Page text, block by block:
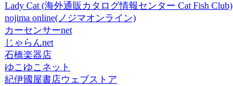
Lady Cat (海外通販カタログ情報センター Cat Fish Club)
nojima online(ノジマオンライン)
カーセンサーnet
じゃらんnet
石橋楽器店
ゆこゆこネット
紀伊國屋書店ウェブストア